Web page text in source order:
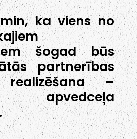
ka viens no
šogad būs
partnerības
realizēšana –
apvedceļa